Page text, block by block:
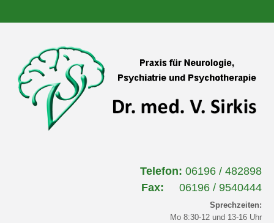
Telefon: 06196 / 482898
Fax: 06196 / 9540444
Sprechzeiten:
Mo 8:30-12 und 13-16 Uhr